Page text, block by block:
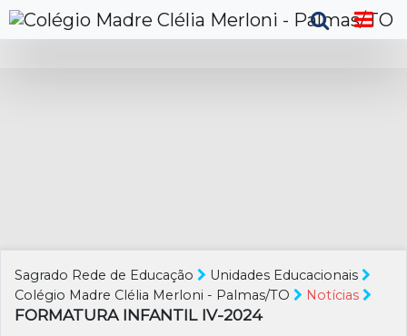
Sagrado Rede de Educação
Unidades Educacionais
Colégio Madre Clélia Merloni - Palmas/TO
Notícias
FORMATURA INFANTIL IV-2024